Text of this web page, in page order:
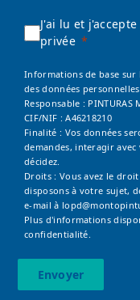
J'ai lu et
privée
Informations de base
des données
Responsable : PINTURAS
CIF/NIF : A46218210
Finalité : Vos données
demandes, interagir
décidez.
Droits : Vous avez le
disposons à votre sujet,
e-mail à
Plus d'informations
confidentialité.
Envoyer